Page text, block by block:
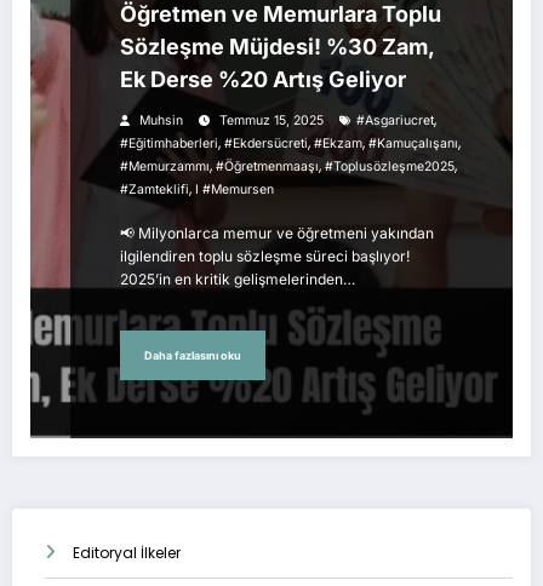
Öğretmen ve Memurlara Toplu
Sözleşme Müjdesi! %30 Zam,
Ek Derse %20 Artış Geliyor
Muhsin Temmuz 15, 2025 #asgariucret,
#eğitimhaberleri, #ekdersücreti, #ekzam, #kamuçalışanı,
#memurzammı, #öğretmenmaaşı, #toplusözleşme2025,
#zamteklifi, I #memursen
📢 Milyonlarca memur ve öğretmeni yakından
ilgilendiren toplu sözleşme süreci başlıyor!
2025’in en kritik gelişmelerinden…
Daha fazlasını oku
Editoryal İlkeler